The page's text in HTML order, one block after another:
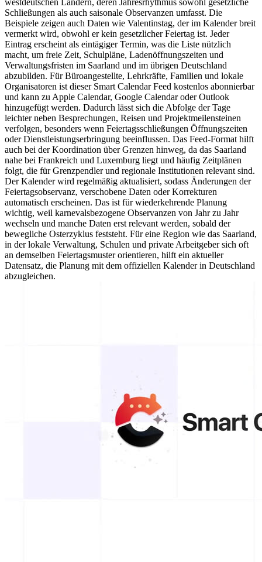
westdeutschen Ländern, deren Jahresrhythmus sowohl gesetzliche
Schließungen als auch saisonale Observanzen umfasst. Die
Beispiele zeigen auch Daten wie Valentinstag, der im Kalender breit
vermerkt wird, obwohl er kein gesetzlicher Feiertag ist. Jeder
Eintrag erscheint als eintägiger Termin, was die Liste nützlich
macht, um freie Zeit, Schulpläne, Ladenöffnungszeiten und
Verwaltungsfristen im Saarland und im übrigen Deutschland
abzubilden. Für Büroangestellte, Lehrkräfte, Familien und lokale
Organisatoren ist dieser Smart Calendar Feed kostenlos abonnierbar
und kann zu Apple Calendar, Google Calendar oder Outlook
hinzugefügt werden. Dadurch lässt sich die Abfolge der Tage
leichter neben Besprechungen, Reisen und Projektmeilensteinen
verfolgen, besonders wenn Feiertagsschließungen Öffnungszeiten
oder Dienstleistungserbringung beeinflussen. Das Feed-Format hilft
auch bei der Koordination über Grenzen hinweg, da das Saarland
nahe bei Frankreich und Luxemburg liegt und häufig Zeitplänen
folgt, die für Grenzpendler und regionale Institutionen relevant sind.
Der Kalender wird regelmäßig aktualisiert, sodass Änderungen der
Feiertagsobservanz, verschobene Daten oder Korrekturen
automatisch erscheinen. Das ist für wiederkehrende Planung
wichtig, weil karnevalsbezogene Observanzen von Jahr zu Jahr
wechseln und manche Daten erst relevant werden, sobald der
bewegliche Osterzyklus feststeht. Für eine Region wie das Saarland,
in der lokale Verwaltung, Schulen und private Arbeitgeber sich oft
an demselben Feiertagsmuster orientieren, hilft ein aktueller
Datensatz, die Planung mit dem offiziellen Kalender in Deutschland
abzugleichen.